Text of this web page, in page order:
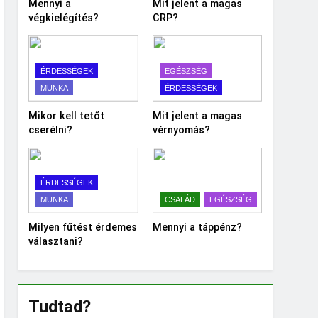
Mennyi a
végkielégítés?
Mit jelent a magas
CRP?
ÉRDESSÉGEK
MUNKA
Mikor kell tetőt
cserélni?
EGÉSZSÉG
ÉRDESSÉGEK
Mit jelent a magas
vérnyomás?
ÉRDESSÉGEK
MUNKA
Milyen fűtést érdemes
választani?
CSALÁD EGÉSZSÉG
Mennyi a táppénz?
Tudtad?